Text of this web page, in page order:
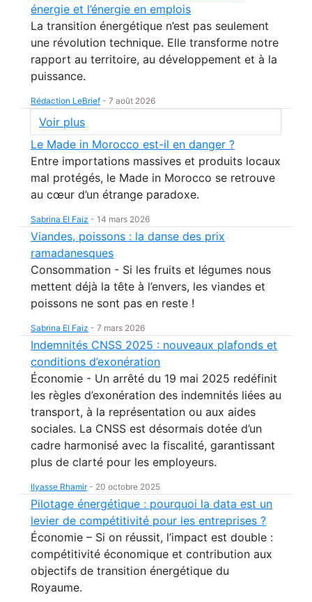
énergie et l’énergie en emplois
La transition énergétique n’est pas seulement
une révolution technique. Elle transforme notre
rapport au territoire, au développement et à la
puissance.
Rédaction LeBrief - 7 août 2026
Voir plus
Le Made in Morocco est-il en danger ?
Entre importations massives et produits locaux
mal protégés, le Made in Morocco se retrouve
au cœur d’un étrange paradoxe.
Sabrina El Faiz - 14 mars 2026
Viandes, poissons : la danse des prix
ramadanesques
Consommation - Si les fruits et légumes nous
mettent déjà la tête à l’envers, les viandes et
poissons ne sont pas en reste !
Sabrina El Faiz - 7 mars 2026
Indemnités CNSS 2025 : nouveaux plafonds et
conditions d’exonération
Économie - Un arrêté du 19 mai 2025 redéfinit
les règles d’exonération des indemnités liées au
transport, à la représentation ou aux aides
sociales. La CNSS est désormais dotée d’un
cadre harmonisé avec la fiscalité, garantissant
plus de clarté pour les employeurs.
Ilyasse Rhamir- 20 octobre 2025
Pilotage énergétique : pourquoi la data est un
levier de compétitivité pour les entreprises ?
Économie – Si on réussit, l’impact est double :
compétitivité économique et contribution aux
objectifs de transition énergétique du
Royaume.